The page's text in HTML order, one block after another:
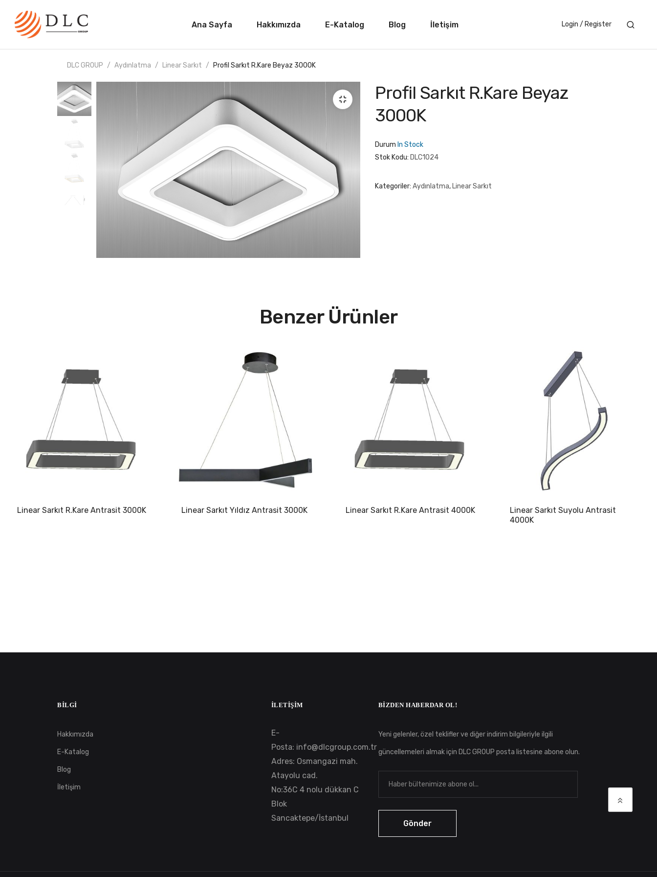
Ana Sayfa Hakkımızda E-Katalog Blog İletişim Login / Register
DLC GROUP Aydınlatma Linear Sarkıt Profil Sarkıt R.Kare Beyaz 3000K
Profil Sarkıt R.Kare Beyaz
3000K
Durum In Stock
Stok Kodu: DLC1024
Kategoriler: Aydınlatma, Linear Sarkıt
Benzer Ürünler
Linear Sarkıt R.Kare Antrasit 3000K Linear Sarkıt Yıldız Antrasit 3000K Linear Sarkıt R.Kare Antrasit 4000K
Linear Sarkıt Suyolu Antrasit
4000K
BILGI
Hakkımızda
E-Katalog
Blog
İletişim
İLETIŞIM
E-
Posta: info@dlcgroup.com.tr
Adres: Osmangazi mah.
Atayolu cad.
No:36C 4 nolu dükkan C
Blok
Sancaktepe/İstanbul
BIZDEN HABERDAR OL!
Yeni gelenler, özel teklifler ve diğer indirim bilgileriyle ilgili
güncellemeleri almak için DLC GROUP posta listesine abone olun.